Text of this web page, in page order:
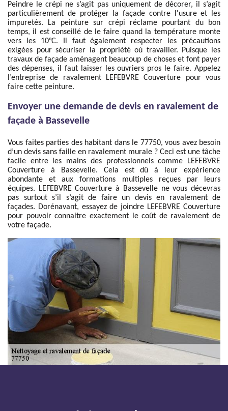
Peindre le crépi ne s’agit pas uniquement de décorer, il s’agit
particulièrement de protéger la façade contre l'usure et les
impuretés. La peinture sur crépi réclame pourtant du bon
temps, il est conseillé de le faire quand la température monte
vers les 10°C. Il faut également respecter les précautions
exigées pour sécuriser la propriété où travailler. Puisque les
travaux de façade aménagent beaucoup de choses et font payer
des dépenses, il faut laisser les ouvriers pros le faire. Appelez
l’entreprise de ravalement LEFEBVRE Couverture pour vous
faire cette peinture.
Envoyer une demande de devis en ravalement de
façade à Bassevelle
Vous faites parties des habitant dans le 77750, vous avez besoin
d’un devis sans faille en ravalement murale ? Ceci est une tâche
facile entre les mains des professionnels comme LEFEBVRE
Couverture à Bassevelle. Cela est dû à leur expérience
abondante et aux formations multiples reçues par leurs
équipes. LEFEBVRE Couverture à Bassevelle ne vous décevras
pas surtout s’il s’agit de faire un devis en ravalement de
façades. Dorénavant, essayez de joindre LEFEBVRE Couverture
pour pouvoir connaitre exactement le coût de ravalement de
votre façade.